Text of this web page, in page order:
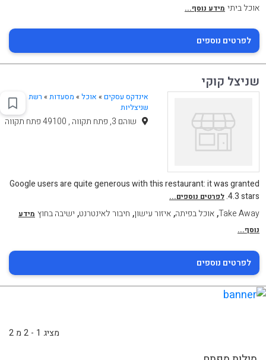
אוכל ביתי מידע נוסף...
לפרטים נוספים
שניצל קוקי
אינדקס עסקים » אוכל» מסעדות» רשת
שניצליות
שוהם 3, פתח תקווה , 49100 פתח תקווה
Google users are quite generous with this restaurant: it was granted
4.3 stars. לפרטים נוספים...
Take Away
,אוכל בפיתה,איזור עישון, חיבור לאינטרנט, ישיבה בחוץ מידע
נוסף...
לפרטים נוספים
מציג 1 - 2 מ 2